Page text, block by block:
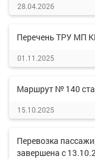
28.04.2026
Перечень ТРУ МП
01.11.2025
Маршрут № 140
15.10.2025
Перевозка
завершена с